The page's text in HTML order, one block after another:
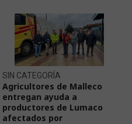
SIN CATEGORÍA
Agricultores de Malleco
entregan ayuda a
productores de Lumaco
afectados por